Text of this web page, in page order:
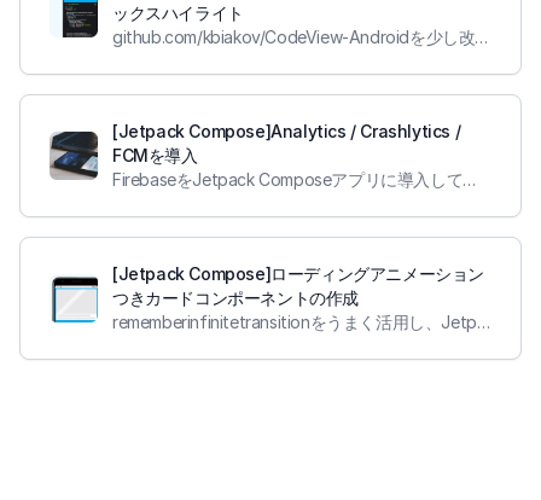
ックスハイライト
github.com/kbiakov/CodeView-Androidを少し改造して、Jetpack Composeでコードビューを実装してみました
[Jetpack Compose]Analytics / Crashlytics /
FCMを導入
FirebaseをJetpack Composeアプリに導入して、プッシュ通知を受取り対応する画面を開くようにしました。またAnalyticsやCrashlyticsも同時に導入しました。
[Jetpack Compose]ローディングアニメーション
つきカードコンポーネントの作成
rememberinfinitetransitionをうまく活用し、Jetpack Composeでローディングアニメーションつきのカードコンポーネントを作成しました。